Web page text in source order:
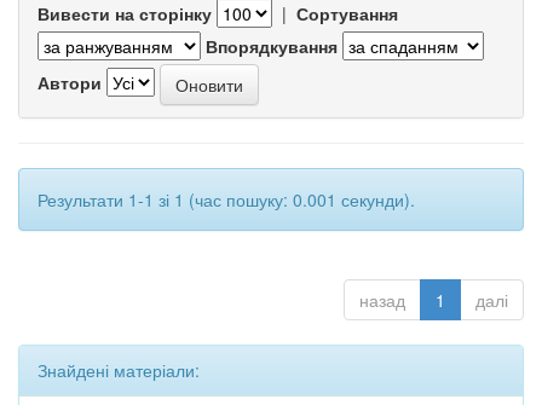
Вивести на сторінку | Сортування
Впорядкування
Автори
Результати 1-1 зі 1 (час пошуку: 0.001 секунди).
назад 1 далі
Знайдені матеріали: